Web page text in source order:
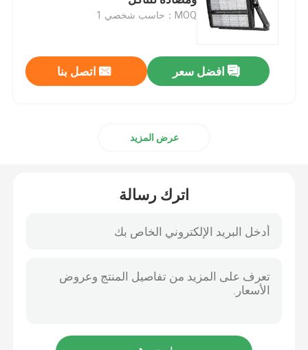
الأضواء الكاشفة في ملعب التنس
أضواء LED الخطية عالية خليج
مصابيح المناطق الخارجية
MOQ：حاسب شخصي 1
افضل سعر اتصل بنا
عرض المزيد
اترك رسالة